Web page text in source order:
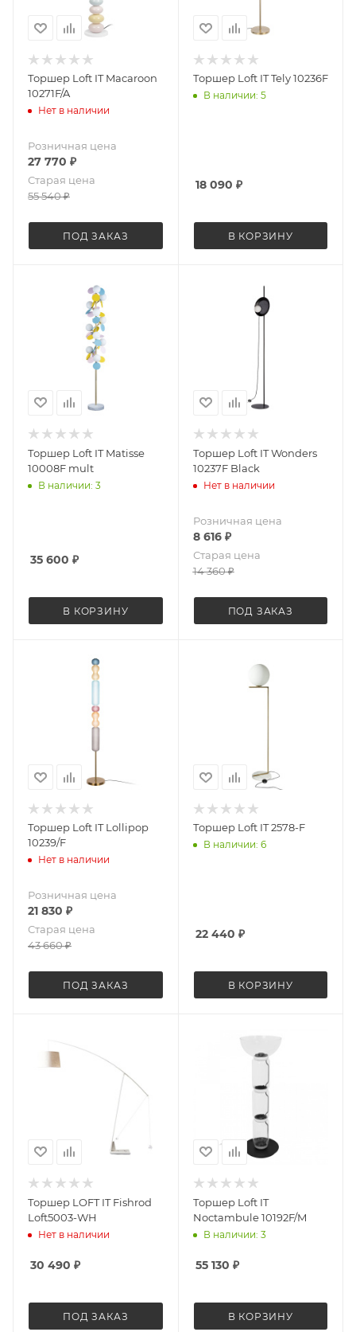
Торшер Loft IT Macaroon
10271F/A
Нет в наличии
Розничная цена
27 770 ₽
Старая цена
55 540₽
ПОД ЗАКАЗ
Торшер Loft IT Tely 10236F
В наличии: 5
18 090 ₽
В КОРЗИНУ
Торшер Loft IT Matisse
10008F mult
В наличии: 3
35 600 ₽
В КОРЗИНУ
Торшер Loft IT Wonders
10237F Black
Нет в наличии
Розничная цена
8 616₽
Старая цена
14 360₽
ПОД ЗАКАЗ
Торшер Loft IT Lollipop
10239/F
Нет в наличии
Розничная цена
21 830 ₽
Старая цена
43 660₽
ПОД ЗАКАЗ
Торшер Loft IT 2578-F
В наличии: 6
22 440 ₽
В КОРЗИНУ
Торшер LOFT IT Fishrod
Loft5003-WH
Нет в наличии
30 490 ₽
ПОД ЗАКАЗ
Торшер Loft IT
Noctambule 10192F/M
В наличии: 3
55 130 ₽
В КОРЗИНУ